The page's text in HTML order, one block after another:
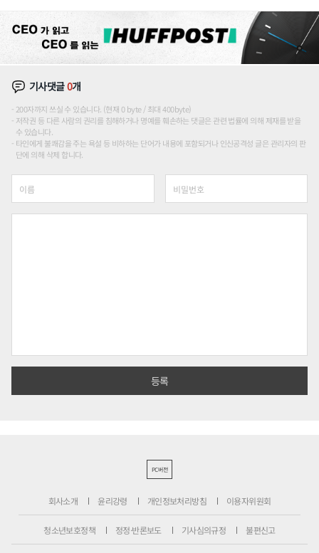
기사댓글0개
200자까지 쓰실 수 있습니다. (현재 0 byte / 최대 400byte)
저작권 등 다른 사람의 권리를 침해하거나 명예를 훼손하는 댓글은 관련 법률에 의해 제재를 받을
수 있습니다.
타인에게 불쾌감을 주는 욕설 등 비하하는 단어가 내용에 포함되거나 인신공격성 글은 관리자의 판
단에 의해 삭제 합니다.
PC버전
회사소개 윤리강령 개인정보처리방침 이용자위원회
청소년보호정책 정정·반론보도 기사심의규정 불편신고